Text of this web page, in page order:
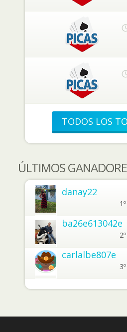
TODOS LOS
ÚLTIMOS
danay22
1º
ba26e613042e
2º
carlalbe807e
3º